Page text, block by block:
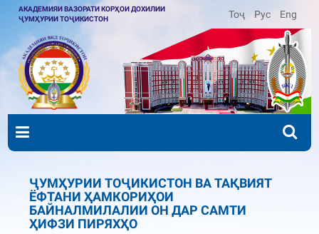
АКАДЕМИЯИ ВАЗОРАТИ КОРҲОИ ДОХИЛИИ
ҶУМҲУРИИ ТОҶИКИСТОН
Тоҷ Рус Eng
ҶУМҲУРИИ ТОҶИКИСТОН ВА ТАҚВИЯТ
ЁФТАНИ ҲАМКОРИҲОИ
БАЙНАЛМИЛАЛИИ ОН ДАР САМТИ
ҲИФЗИ ПИРЯХҲО